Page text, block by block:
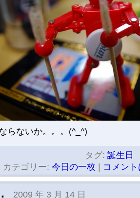
らないか。。。(^_^)
タグ: 誕生日
カテゴリー: 今日の一枚 コメン
2009 年 3 月 14 日